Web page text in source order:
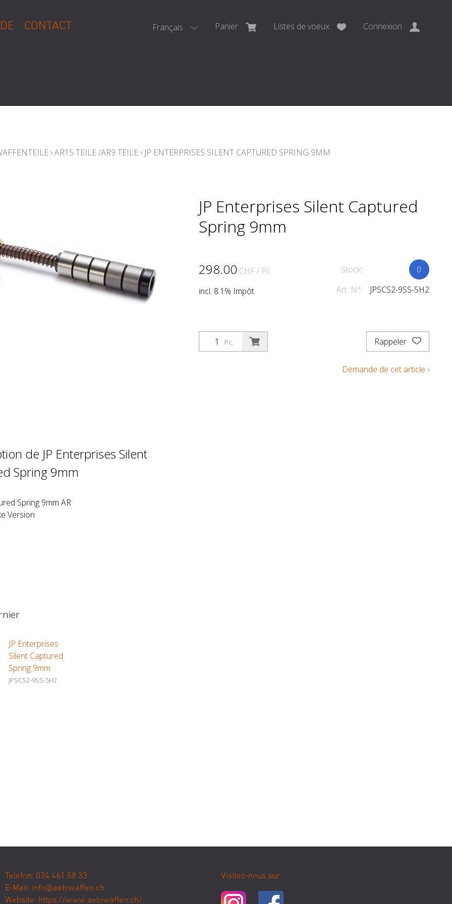
Français Panier Listes de voeux Connexion
CONTACT
›AR15 TEILE /AR9 TEILE › JP ENTERPRISES SILENT CAPTURED SPRING 9MM
JP Enterprises Silent Captured
Spring 9mm
298.00 CHF / Pc.
incl. 8.1% Impôt
Stock:
0
Art. N°:
JPSCS2-9SS-5H2
Pc. Rappeler
Demande de cet article ›
de JP Enterprises Silent
Spring 9mm
Spring 9mm AR
Version
JP Enterprises
Silent Captured
Spring 9mm
JPSCS2-9SS-5H2
Telefon: 034 461 58 33
E-Mail: info@aebiwaffen.ch
Website: https://www.aebiwaffen.ch/
Visitez-nous sur